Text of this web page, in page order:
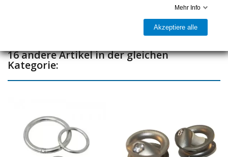
16 andere Artikel in der gleichen
Kategorie:
Mehr Info
Akzeptiere alle